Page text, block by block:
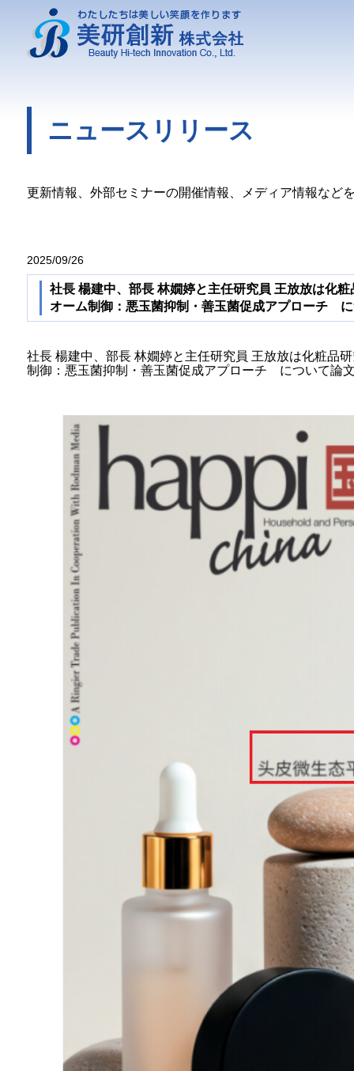
ニュースリリース
更新情報、外部セミナーの開催情報、メディア情報など
2025/09/26
社長 楊建中、部長 林嫺婷と主任研究員 王放放は化
オーム制御：悪玉菌抑制・善玉菌促成アプローチ
社長 楊建中、部長 林嫺婷と主任研究員 王放放は化粧
制御：悪玉菌抑制・善玉菌促成アプローチ について論